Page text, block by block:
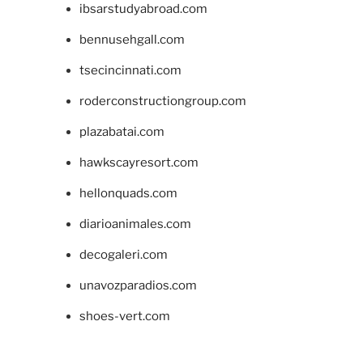
ibsarstudyabroad.com
bennusehgall.com
tsecincinnati.com
roderconstructiongroup.com
plazabatai.com
hawkscayresort.com
hellonquads.com
diarioanimales.com
decogaleri.com
unavozparadios.com
shoes-vert.com